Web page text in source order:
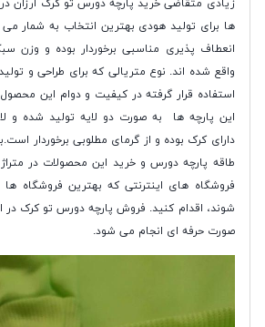
زیادی متقاضی خرید پارچه دورس تو کرک ارزان در
ها برای تولید هودی بهترین انتخاب به شمار می
انعطاف پذیری مناسبی برخوردار بوده و وزن
واقع شده اند. نوع متریالی که برای طراحی و
استفاده قرار گرفته در کیفیت و دوام این
این پارچه ها به صورت دو لایه تولید شده و
دارای کرک بوده و از گرمای مطلوبی برخوردار
طاقه پارچه دورس و خرید این محصولات در متراژ
فروشگاه های اینترنتی که بهترین فروشگاه
شوند، اقدام کنید. فروش پارچه دورس تو کرک در
صورت حرفه ای انجام می شود.